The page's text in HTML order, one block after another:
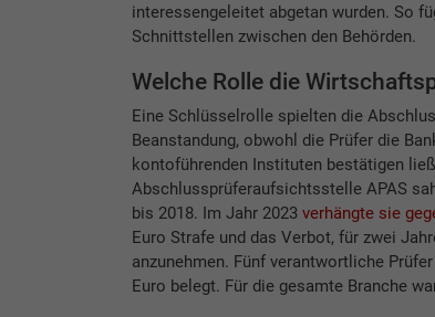
interessengeleitet abgetan wurden. So
Schnittstellen zwischen den Behörden.
Welche Rolle die
Eine Schlüsselrolle spielten die
Beanstandung, obwohl die Prüfer die
kontoführenden Instituten bestätigen
Abschlussprüferaufsichtsstelle APAS
bis 2018. Im Jahr 2023 verhängte sie
Euro Strafe und das Verbot, für zwei
anzunehmen. Fünf verantwortliche
Euro belegt. Für die gesamte Branche